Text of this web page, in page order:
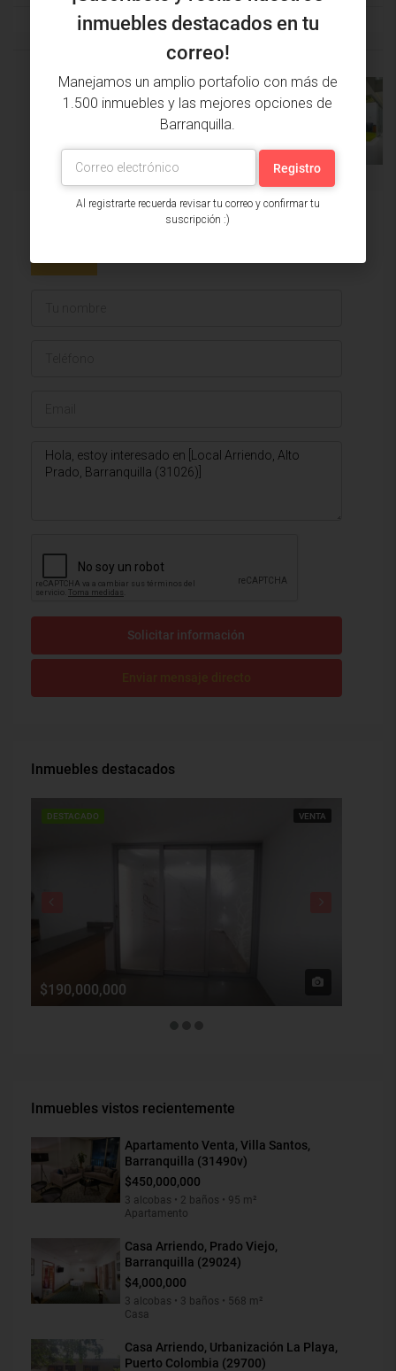
PROPIEDAD
ANTERIOR
PRÓXIMA
PROPIEDAD
Issa Saieh Inmobiliaria
Solicitar información
Inmuebles destacados
DESTACADO VENTA
$190,000,000
Inmuebles vistos recientemente
Apartamento Venta, Villa Santos,
Barranquilla (31490v)
$450,000,000
3 alcobas • 2 baños • 95 m²
Apartamento
Casa Arriendo, Prado Viejo,
Barranquilla (29024)
$4,000,000
3 alcobas • 3 baños • 568 m²
Casa
Casa Arriendo, Urbanización La Playa,
Puerto Colombia (29700)
inmuebles destacados en tu
correo!
Manejamos un amplio portafolio con más de
1.500 inmuebles y las mejores opciones de
Barranquilla.
Al registrarte recuerda revisar tu correo y confirmar tu
suscripción :)